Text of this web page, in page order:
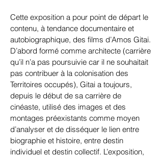
Cette exposition a pour point de départ le
contenu, à tendance documentaire et
autobiographique, des films d’Amos Gitai.
D’abord formé comme architecte (carrière
qu’il n’a pas poursuivie car il ne souhaitait
pas contribuer à la colonisation des
Territoires occupés), Gitai a toujours,
depuis le début de sa carrière de
cinéaste, utilisé des images et des
montages préexistants comme moyen
d’analyser et de disséquer le lien entre
biographie et histoire, entre destin
individuel et destin collectif. L’exposition,